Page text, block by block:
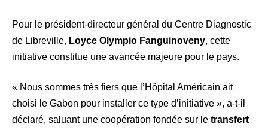
Pour le président-directeur général du Centre Diagnostic
de Libreville, Loyce Olympio Fanguinoveny, cette
initiative constitue une avancée majeure pour le pays.
« Nous sommes très fiers que l’Hôpital Américain ait
choisi le Gabon pour installer ce type d’initiative », a-t-il
déclaré, saluant une coopération fondée sur le transfert